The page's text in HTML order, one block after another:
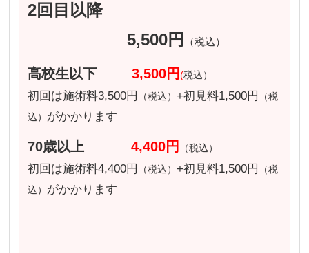
2回目以降
5,500円
（税込）
高校生以下 3,500円(税込）
初回は施術料3,500円 （税込） +初見料1,500円
（税
込） がかかります
70歳以上 4,400円 （税込）
初回は施術料4,400円 （税込） +初見料1,500円
（税
込） がかかります